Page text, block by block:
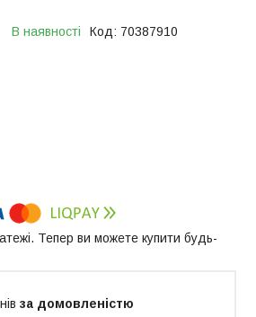
В наявності Код: 70387910
Тепер ви можете купити будь-
за домовленістю